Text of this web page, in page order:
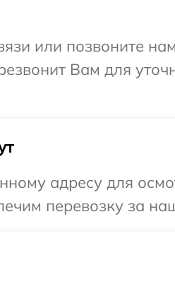
или позвоните
Вам для
адресу для
перевозку за